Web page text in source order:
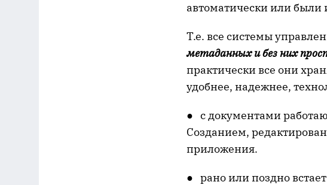
автоматически или были
Т.е. все системы
метаданных и без них
практически все они
удобнее, надежнее,
● с документами
Созданием,
приложения.
● рано или поздно